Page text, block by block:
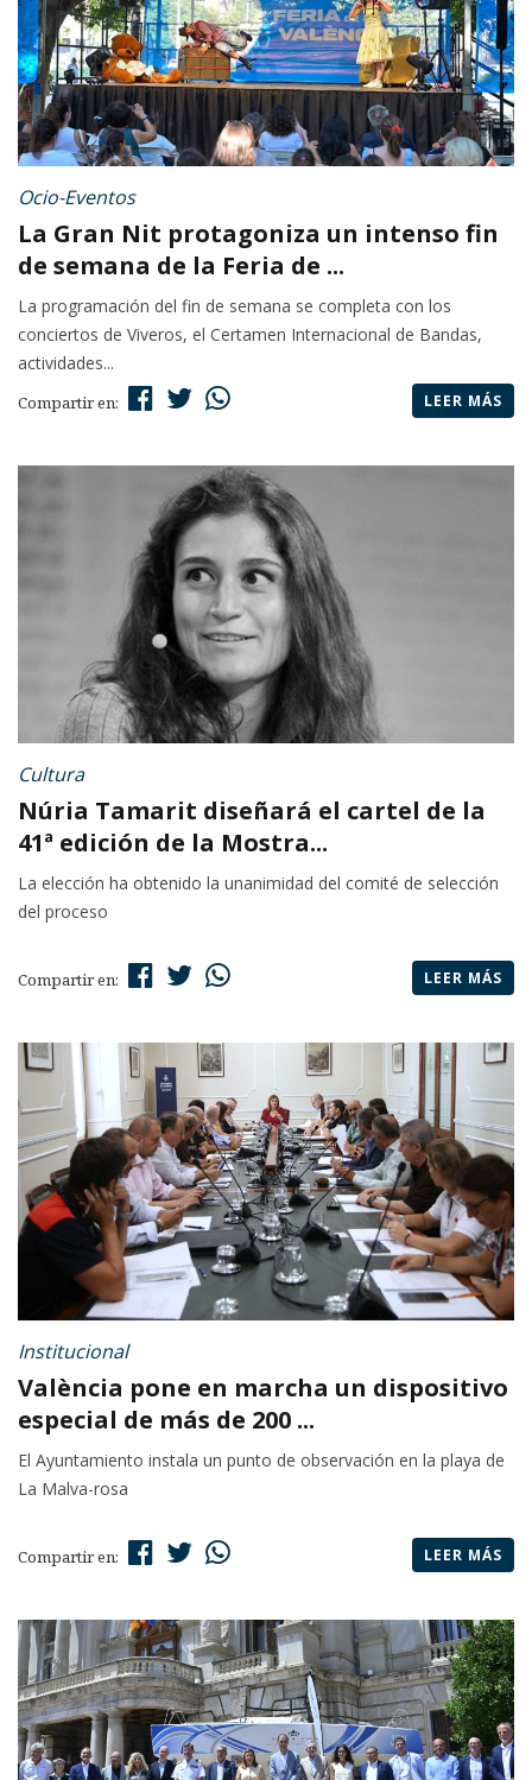
Ocio-Eventos
La Gran Nit protagoniza un intenso fin
de semana de la Feria de ...
La programación del fin de semana se completa con los
conciertos de Viveros, el Certamen Internacional de Bandas,
actividades...
Compartir en: LEER MÁS
Cultura
Núria Tamarit diseñará el cartel de la
41ª edición de la Mostra...
La elección ha obtenido la unanimidad del comité de selección
del proceso
Compartir en: LEER MÁS
Institucional
València pone en marcha un dispositivo
especial de más de 200 ...
El Ayuntamiento instala un punto de observación en la playa de
La Malva-rosa
Compartir en: LEER MÁS